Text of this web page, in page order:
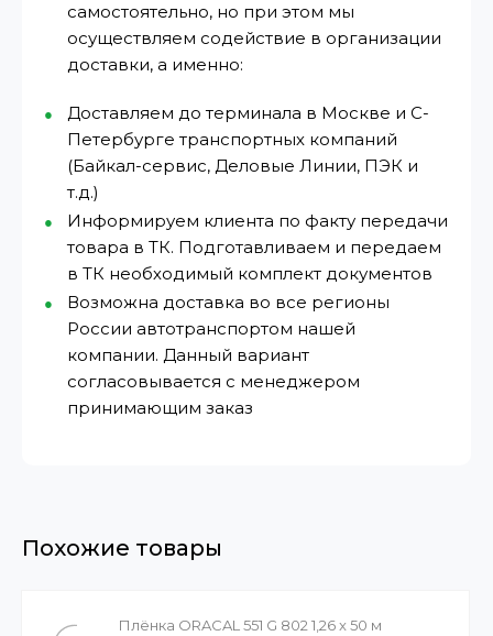
самостоятельно, но при этом мы
осуществляем содействие в организации
доставки, а именно:
Доставляем до терминала в Москве и С-
Петербурге транспортных компаний
(Байкал-сервис, Деловые Линии, ПЭК и
т.д.)
Информируем клиента по факту передачи
товара в ТК. Подготавливаем и передаем
в ТК необходимый комплект документов
Возможна доставка во все регионы
России автотранспортом нашей
компании. Данный вариант
согласовывается с менеджером
принимающим заказ
Похожие товары
Плёнка ORACAL 551 G 802 1,26 x 50 м